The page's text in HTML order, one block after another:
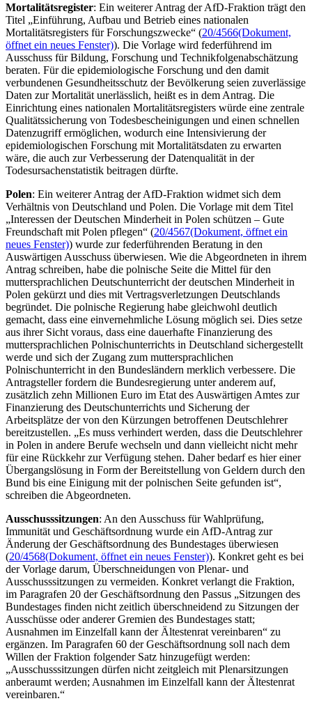
Mortalitätsregister: Ein weiterer Antrag der AfD-Fraktion trägt den
Titel „Einführung, Aufbau und Betrieb eines nationalen
Mortalitätsregisters für Forschungszwecke“ (20/4566(Dokument,
öffnet ein neues Fenster)). Die Vorlage wird federführend im
Ausschuss für Bildung, Forschung und Technikfolgenabschätzung
beraten. Für die epidemiologische Forschung und den damit
verbundenen Gesundheitsschutz der Bevölkerung seien zuverlässige
Daten zur Mortalität unerlässlich, heißt es in dem Antrag. Die
Einrichtung eines nationalen Mortalitätsregisters würde eine zentrale
Qualitätssicherung von Todesbescheinigungen und einen schnellen
Datenzugriff ermöglichen, wodurch eine Intensivierung der
epidemiologischen Forschung mit Mortalitätsdaten zu erwarten
wäre, die auch zur Verbesserung der Datenqualität in der
Todesursachenstatistik beitragen dürfte.
Polen: Ein weiterer Antrag der AfD-Fraktion widmet sich dem
Verhältnis von Deutschland und Polen. Die Vorlage mit dem Titel
„Interessen der Deutschen Minderheit in Polen schützen – Gute
Freundschaft mit Polen pflegen“ (20/4567(Dokument, öffnet ein
neues Fenster)) wurde zur federführenden Beratung in den
Auswärtigen Ausschuss überwiesen. Wie die Abgeordneten in ihrem
Antrag schreiben, habe die polnische Seite die Mittel für den
muttersprachlichen Deutschunterricht der deutschen Minderheit in
Polen gekürzt und dies mit Vertragsverletzungen Deutschlands
begründet. Die polnische Regierung habe gleichwohl deutlich
gemacht, dass eine einvernehmliche Lösung möglich sei. Dies setze
aus ihrer Sicht voraus, dass eine dauerhafte Finanzierung des
muttersprachlichen Polnischunterrichts in Deutschland sichergestellt
werde und sich der Zugang zum muttersprachlichen
Polnischunterricht in den Bundesländern merklich verbessere. Die
Antragsteller fordern die Bundesregierung unter anderem auf,
zusätzlich zehn Millionen Euro im Etat des Auswärtigen Amtes zur
Finanzierung des Deutschunterrichts und Sicherung der
Arbeitsplätze der von den Kürzungen betroffenen Deutschlehrer
bereitzustellen. „Es muss verhindert werden, dass die Deutschlehrer
in Polen in andere Berufe wechseln und dann vielleicht nicht mehr
für eine Rückkehr zur Verfügung stehen. Daher bedarf es hier einer
Übergangslösung in Form der Bereitstellung von Geldern durch den
Bund bis eine Einigung mit der polnischen Seite gefunden ist“,
schreiben die Abgeordneten.
Ausschusssitzungen: An den Ausschuss für Wahlprüfung,
Immunität und Geschäftsordnung wurde ein AfD-Antrag zur
Änderung der Geschäftsordnung des Bundestages überwiesen
(20/4568(Dokument, öffnet ein neues Fenster)). Konkret geht es bei
der Vorlage darum, Überschneidungen von Plenar- und
Ausschusssitzungen zu vermeiden. Konkret verlangt die Fraktion,
im Paragrafen 20 der Geschäftsordnung den Passus „Sitzungen des
Bundestages finden nicht zeitlich überschneidend zu Sitzungen der
Ausschüsse oder anderer Gremien des Bundestages statt;
Ausnahmen im Einzelfall kann der Ältestenrat vereinbaren“ zu
ergänzen. Im Paragrafen 60 der Geschäftsordnung soll nach dem
Willen der Fraktion folgender Satz hinzugefügt werden:
„Ausschusssitzungen dürfen nicht zeitgleich mit Plenarsitzungen
anberaumt werden; Ausnahmen im Einzelfall kann der Ältestenrat
vereinbaren.“